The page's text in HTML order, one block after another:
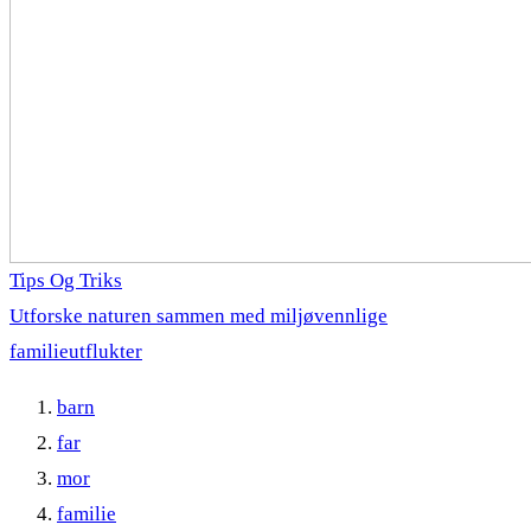
Tips Og Triks
Utforske naturen sammen med miljøvennlige
familieutflukter
barn
far
mor
familie